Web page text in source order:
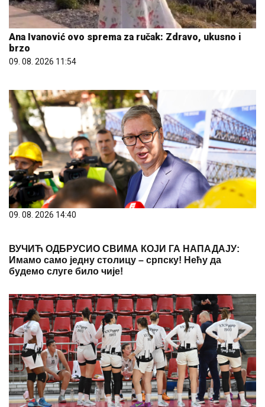
Ana Ivanović ovo sprema za ručak: Zdravo, ukusno i
brzo
09. 08. 2026 11:54
09. 08. 2026 14:40
ВУЧИЋ ОДБРУСИО СВИМА КОЈИ ГА НАПАДАЈУ:
09. 08. 2026 15:15